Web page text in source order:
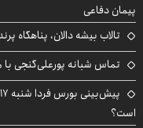
پیمان دفاعی
تالاب بیشه دالان، پناهگاه
تماس شبانه پورعلی‌گنجی با
است؟